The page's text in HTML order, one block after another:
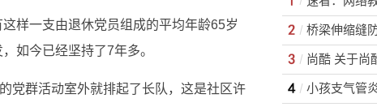
样一支由退休党员组成的平均年龄65岁
如今已经坚持了7年多。
党群活动室外就排起了长队，这是社区许
桥梁伸缩缝
尚酷 关于尚